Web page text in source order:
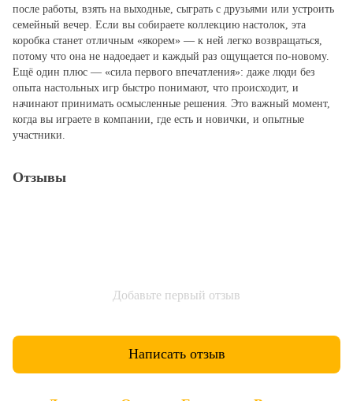
после работы, взять на выходные, сыграть с друзьями или устроить
семейный вечер. Если вы собираете коллекцию настолок, эта
коробка станет отличным «якорем» — к ней легко возвращаться,
потому что она не надоедает и каждый раз ощущается по‑новому.
Ещё один плюс — «сила первого впечатления»: даже люди без
опыта настольных игр быстро понимают, что происходит, и
начинают принимать осмысленные решения. Это важный момент,
когда вы играете в компании, где есть и новички, и опытные
участники.
Отзывы
Добавьте первый отзыв
Написать отзыв